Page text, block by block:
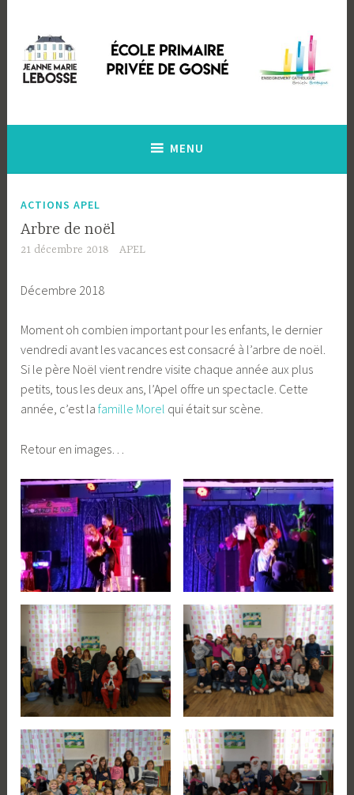
contenu
principal
MENU
ACTIONS APEL
Arbre de noël
21 décembre 2018 APEL
Décembre 2018
Moment oh combien important pour les enfants, le dernier
vendredi avant les vacances est consacré à l’arbre de noël.
Si le père Noël vient rendre visite chaque année aux plus
petits, tous les deux ans, l’Apel offre un spectacle. Cette
année, c’est lafamille Morel qui était sur scène.
Retour en images…